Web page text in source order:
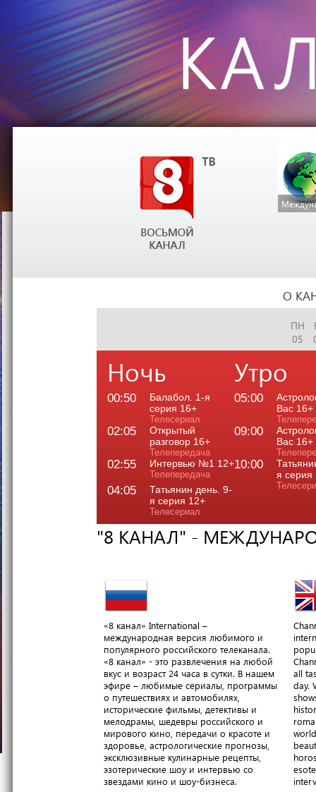
О
ПН
05
Ночь
00:50
Балабол. 1-я
серия 16+
Телесериал
02:05
Открытый
разговор 16+
Телепередача
02:55 Интервью №1 12+
Телепередача
04:05
Татьянин день. 9-
я серия 12+
Телесериал
Утро
05:00
Вас 16+
09:00
Вас 16+
10:00
я серия
"8 КАНАЛ" -
«8 канал» International –
международная версия любимого и
популярного российского телеканала.
«8 канал» - это развлечения на любой
вкус и возраст 24 часа в сутки. В нашем
эфире – любимые сериалы, программы
о путешествиях и автомобилях,
исторические фильмы, детективы и
мелодрамы, шедевры российского и
мирового кино, передачи о красоте и
здоровье, астрологические прогнозы,
эксклюзивные кулинарные рецепты,
эзотерические шоу и интервью со
звездами кино и шоу-бизнеса.
all
day.